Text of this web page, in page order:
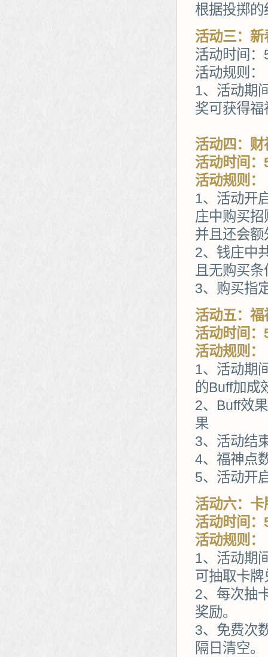
根据投掷
活动三：
活动时间
活动规则：
1、活动期
奖可获得福
活动四：财
活动时间
活动规则：
1、活动开
庄中购买
并且还会
2、钱庄中
且无购买
3、购买指
活动五：福
活动时间
活动规则：
1、活动期
的Buff加成
2、Buff效
果
3、活动结
4、福神点
5、活动开
活动六：卡
活动时间
活动规则：
1、活动期
可抽取卡
2、每次抽
奖励。
3、免费次
隔日清空。